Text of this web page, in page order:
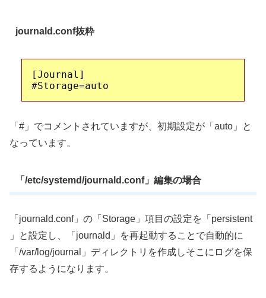
journald.conf抜粋
[Journal]
「#」でコメントされていますが、初期設定が「auto」と
なっています。
「/etc/systemd/journald.conf」編集の場合
「journald.conf」の「Storage」項目の設定を「persistent
」と設定し、「journald」を再起動することで自動的に
「/var/log/journal」ディレクトリを作成しそこにログを保
存するようになります。